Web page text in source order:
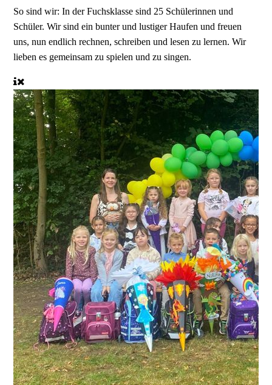
So sind wir:In der Fuchsklasse sind 25 Schülerinnen und
Schüler. Wir sind ein bunter und lustiger Haufen und freuen
uns, nun endlich rechnen, schreiben und lesen zu lernen. Wir
lieben es gemeinsam zu spielen und zu singen.